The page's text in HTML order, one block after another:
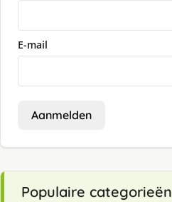
E-mail
Aanmelden
Populaire categorieën